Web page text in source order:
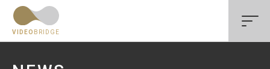
VIDEO BRIDGE